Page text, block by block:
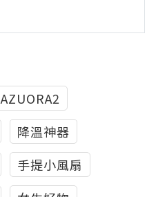
AZUORA2
降溫神器
手提小風扇